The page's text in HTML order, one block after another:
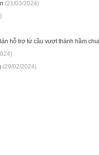
(21/03/2024)
hỗ trợ từ cầu vượt thành hầm chui
(29/02/2024)